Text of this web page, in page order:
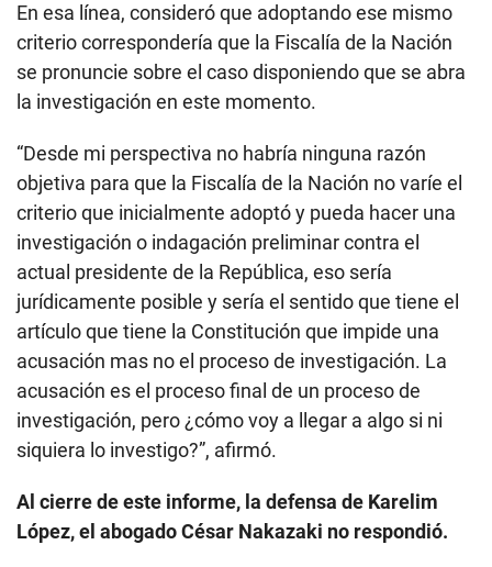
En esa línea, consideró que adoptando ese mismo
criterio correspondería que la Fiscalía de la Nación
se pronuncie sobre el caso disponiendo que se abra
la investigación en este momento.
“Desde mi perspectiva no habría ninguna razón
objetiva para que la Fiscalía de la Nación no varíe el
criterio que inicialmente adoptó y pueda hacer una
investigación o indagación preliminar contra el
actual presidente de la República, eso sería
jurídicamente posible y sería el sentido que tiene el
artículo que tiene la Constitución que impide una
acusación mas no el proceso de investigación. La
acusación es el proceso final de un proceso de
investigación, pero ¿cómo voy a llegar a algo si ni
siquiera lo investigo?”, afirmó.
Al cierre de este informe, la defensa de Karelim
López, el abogado César Nakazaki no respondió.